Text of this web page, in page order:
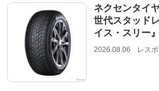
ネクセンタイ
世代スタッド
イス・スリー
2026.08.06 レス